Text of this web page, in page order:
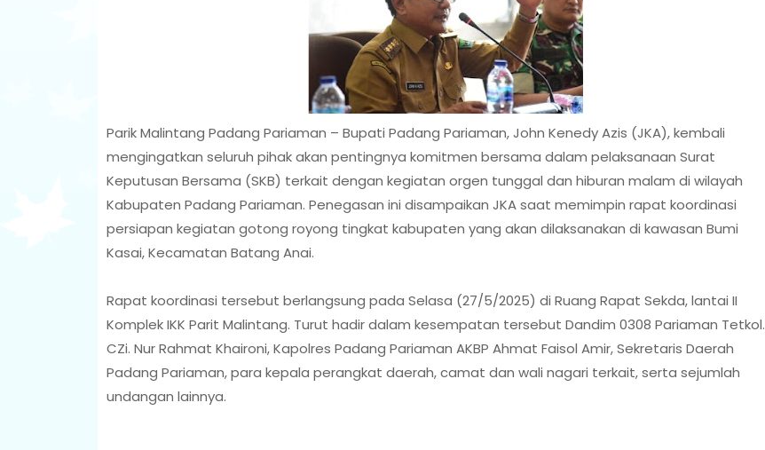
Parik Malintang Padang Pariaman – Bupati Padang Pariaman, John Kenedy Azis (JKA), kembali
mengingatkan seluruh pihak akan pentingnya komitmen bersama dalam pelaksanaan Surat
Keputusan Bersama (SKB) terkait dengan kegiatan orgen tunggal dan hiburan malam di wilayah
Kabupaten Padang Pariaman. Penegasan ini disampaikan JKA saat memimpin rapat koordinasi
persiapan kegiatan gotong royong tingkat kabupaten yang akan dilaksanakan di kawasan Bumi
Kasai, Kecamatan Batang Anai.
Rapat koordinasi tersebut berlangsung pada Selasa (27/5/2025) di Ruang Rapat Sekda, lantai II
Komplek IKK Parit Malintang. Turut hadir dalam kesempatan tersebut Dandim 0308 Pariaman Tetkol.
CZi. Nur Rahmat Khaironi, Kapolres Padang Pariaman AKBP Ahmat Faisol Amir, Sekretaris Daerah
Padang Pariaman, para kepala perangkat daerah, camat dan wali nagari terkait, serta sejumlah
undangan lainnya.